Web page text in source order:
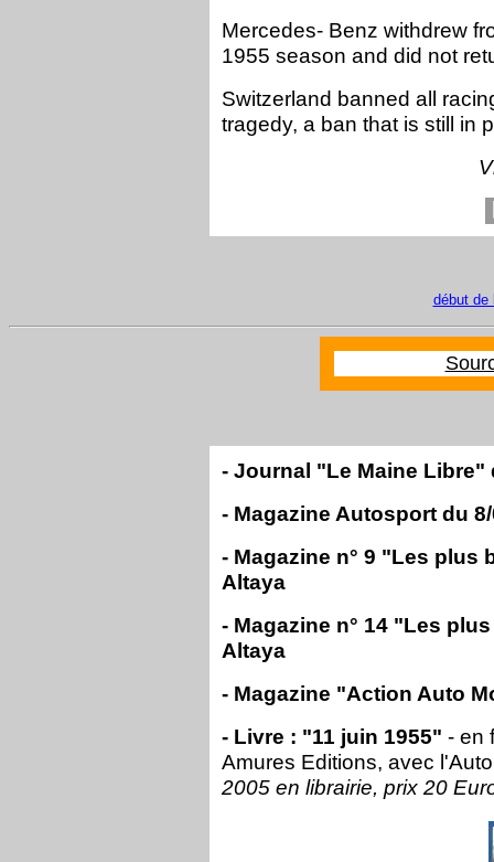
Mercedes- Benz withdrew
1955 season and did not
Switzerland banned all
tragedy, a ban that is still in
début de
- Journal "Le Maine Libre"
- Magazine Autosport du
- Magazine n° 9 "Les plus
Altaya
- Magazine n° 14 "Les
Altaya
- Magazine "Action Auto
- Livre : "11 juin 1955" - en
Amures Editions, avec
2005 en librairie, prix 20